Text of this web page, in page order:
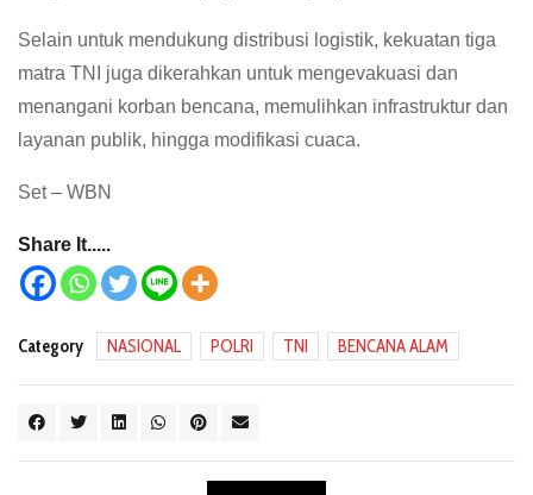
Selain untuk mendukung distribusi logistik, kekuatan tiga
matra TNI juga dikerahkan untuk mengevakuasi dan
menangani korban bencana, memulihkan infrastruktur dan
layanan publik, hingga modifikasi cuaca.
Set – WBN
Share It.....
Category NASIONAL POLRI TNI BENCANA ALAM